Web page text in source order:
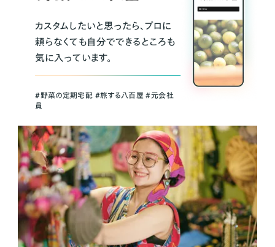
カスタムしたいと思ったら、プロに
頼らなくても自分でできるところも
気に入っています。
＃野菜の定期宅配 ＃旅する八百屋 ＃元会社
員